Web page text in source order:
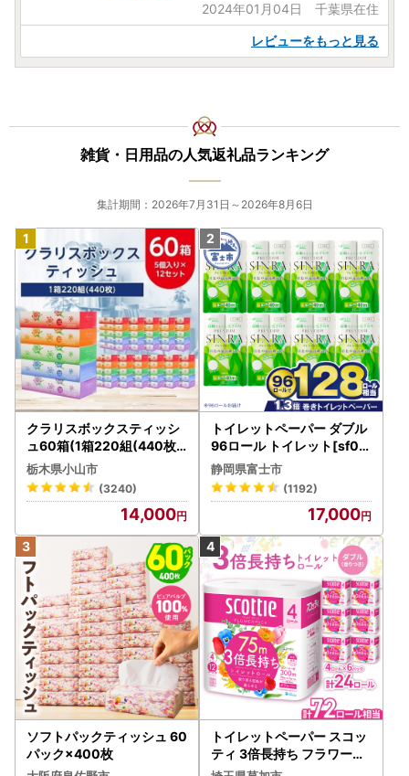
2024年01月04日 千葉県在住
レビューをもっと見る
雑貨・日用品の人気返礼品ランキング
集計期間：2026年7月31日～2026年8月6日
クラリスボックスティッシ
ュ60箱(1箱220組(440枚))
(5個入り×12セット)【配送
不可地域：離島・沖縄県】
【1256759】
栃木県小山市
(3240)
14,000
トイレットペーパー ダブル
96ロール トイレット[sf00
1-012]
静岡県富士市
(1192)
17,000
ソフトパックティッシュ 60
パック×400枚
トイレットペーパー スコッ
ティ 3倍長持ち フラワーパ
ック 4ロール×6P